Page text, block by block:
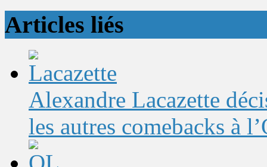
Articles liés
Alexandre Lacazette
les autres comebacks à